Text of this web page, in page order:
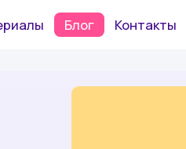
Блог Контакты